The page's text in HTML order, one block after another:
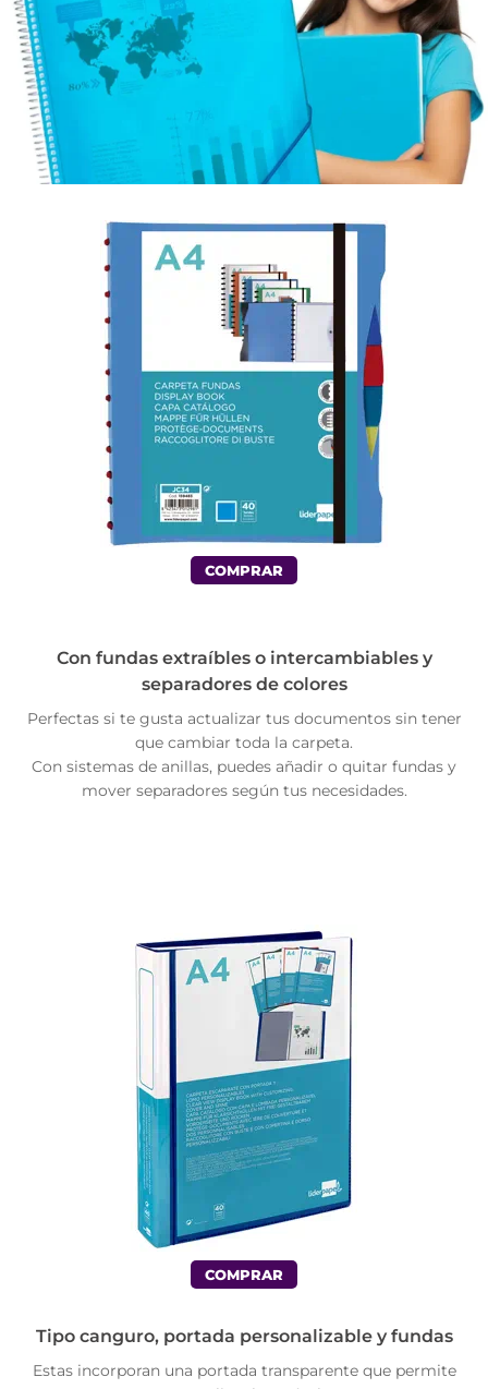
COMPRAR
Con fundas extraíbles o intercambiables y
separadores de colores
Perfectas si te gusta actualizar tus documentos sin tener
que cambiar toda la carpeta.
Con sistemas de anillas, puedes añadir o quitar fundas y
mover separadores según tus necesidades.
COMPRAR
Tipo canguro, portada personalizable y fundas
Estas incorporan una portada transparente que permite